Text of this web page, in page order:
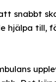
snabbt
hjälpa till,